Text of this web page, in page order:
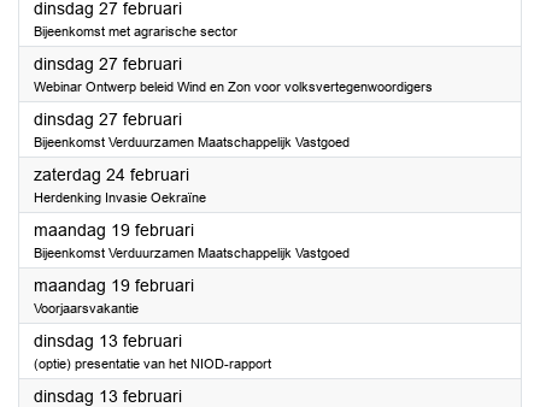
dinsdag 27 februari2024
Bijeenkomst met agrarische sector
dinsdag 27 februari2024
Webinar Ontwerp beleid Wind en Zon voor volksvertegenwoordigers
dinsdag 27 februari2024
Bijeenkomst Verduurzamen Maatschappelijk Vastgoed
zaterdag 24 februari2024
Herdenking Invasie Oekraïne
maandag 19 februari2024
Bijeenkomst Verduurzamen Maatschappelijk Vastgoed
maandag 19 februari2024
Voorjaarsvakantie
dinsdag 13 februari2024
(optie) presentatie van het NIOD-rapport
dinsdag 13 februari2024